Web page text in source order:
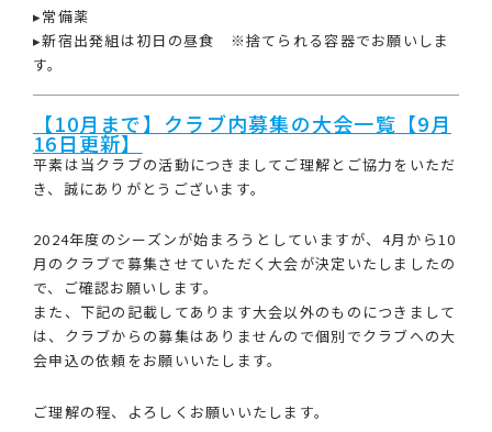
▸常備薬
▸新宿出発組は初日の昼食 ※捨てられる容器でお願いしま
す。
【10月まで】クラブ内募集の大会一覧【9月
16日更新】
平素は当クラブの活動につきましてご理解とご協力をいただ
き、誠にありがとうございます。
2024年度のシーズンが始まろうとしていますが、4月から10
月のクラブで募集させていただく大会が決定いたしましたの
で、ご確認お願いします。
また、下記の記載してあります大会以外のものにつきまして
は、クラブからの募集はありませんので個別でクラブへの大
会申込の依頼をお願いいたします。
ご理解の程、よろしくお願いいたします。